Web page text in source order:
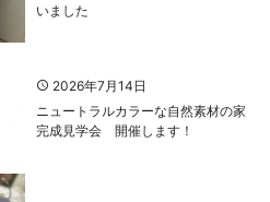
いました
2026年7月14日
ニュートラルカラーな自然素材の家
完成見学会 開催します！